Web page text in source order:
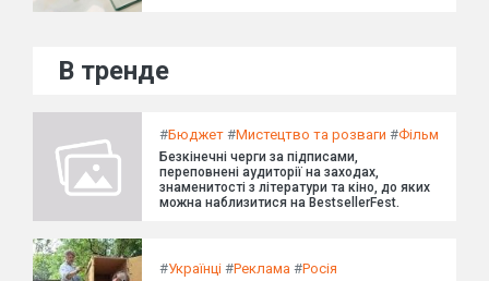
В тренде
#Бюджет #Мистецтво та розваги #Фільм
Безкінечні черги за підписами,
переповнені аудиторії на заходах,
знаменитості з літератури та кіно, до яких
можна наблизитися на BestsellerFest.
#Українці #Реклама #Росія